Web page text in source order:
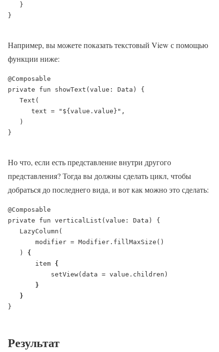
}
}
Например, вы можете показать текстовый View с помощью
функции ниже:
@Composable
)
}
Но что, если есть представление внутри другого
представления? Тогда вы должны сделать цикл, чтобы
добраться до последнего вида, и вот как можно это сделать:
@Composable
private fun verticalList(value: Data) {
LazyColumn(
modifier = Modifier.fillMaxSize()
) {
item {
setView(data = value.children)
}
}
}
Результат